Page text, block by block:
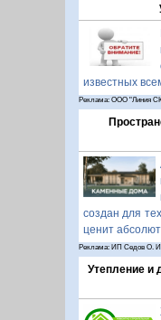
известных
Реклама: ООО "Линия
создан для
ценит
Реклама: ИП Седов О. И.
Утепление и